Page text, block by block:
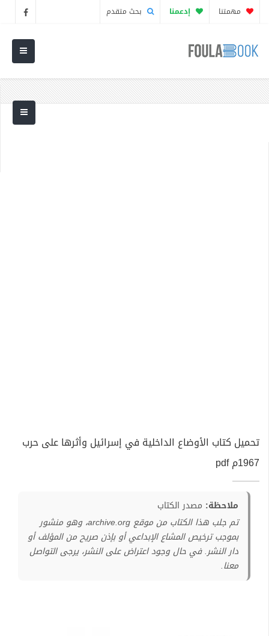
مهمتنا إدعمنا بحث متقدم
تحميل كتاب الأوضاع الداخلية في إسرائيل وأثرها على حرب
1967م pdf
ملاحظة: مصدر الكتاب
تم جلب هذا الكتاب من موقع archive.org، وهو منشور
بموجب ترخيص المشاع الإبداعي أو بإذن صريح من المؤلف أو
دار النشر. في حال وجود اعتراض على النشر، يرجى التواصل
معنا.